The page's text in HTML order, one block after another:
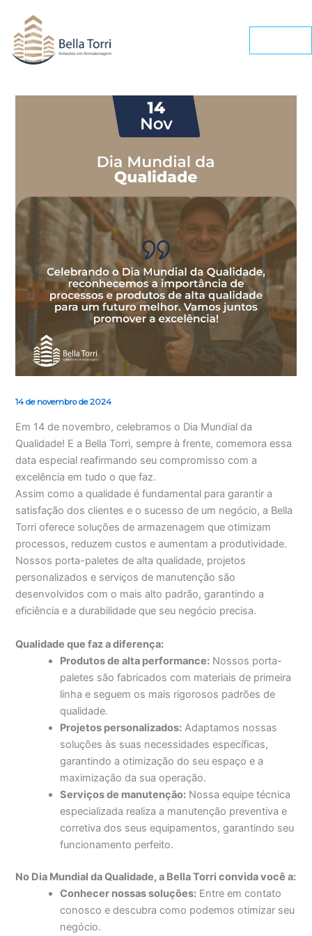
conteúdo
14 de novembro de 2024
Em 14 de novembro, celebramos o Dia Mundial da
Qualidade! E a Bella Torri, sempre à frente, comemora essa
data especial reafirmando seu compromisso com a
excelência em tudo o que faz.
Assim como a qualidade é fundamental para garantir a
satisfação dos clientes e o sucesso de um negócio, a Bella
Torri oferece soluções de armazenagem que otimizam
processos, reduzem custos e aumentam a produtividade.
Nossos porta-paletes de alta qualidade, projetos
personalizados e serviços de manutenção são
desenvolvidos com o mais alto padrão, garantindo a
eficiência e a durabilidade que seu negócio precisa.
Qualidade que faz a diferença:
Produtos de alta performance: Nossos porta-
paletes são fabricados com materiais de primeira
linha e seguem os mais rigorosos padrões de
qualidade.
Projetos personalizados: Adaptamos nossas
soluções às suas necessidades específicas,
garantindo a otimização do seu espaço e a
maximização da sua operação.
Serviços de manutenção: Nossa equipe técnica
especializada realiza a manutenção preventiva e
corretiva dos seus equipamentos, garantindo seu
funcionamento perfeito.
No Dia Mundial da Qualidade, a Bella Torri convida você a:
Conhecer nossas soluções: Entre em contato
conosco e descubra como podemos otimizar seu
negócio.